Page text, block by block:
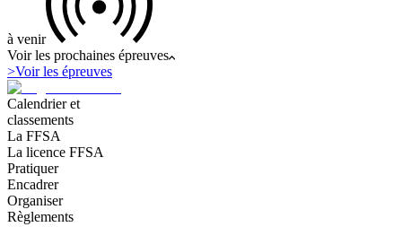
à venir
Voir les prochaines épreuves
>Voir les épreuves
Calendrier et
classements
La FFSA
La licence FFSA
Pratiquer
Encadrer
Organiser
Règlements